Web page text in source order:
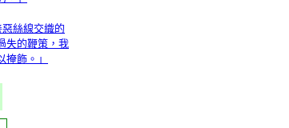
絲線交織的
失的鞭策，我
飾。」